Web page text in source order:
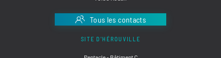
Tous les contacts
SITE D'HÉROUVILLE